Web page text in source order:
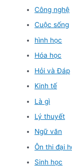
Công nghệ
Cuộc sống
hình học
Hóa học
Hỏi và Đáp
Kinh tế
Là gì
Lý thuyết
Ngữ văn
Ôn thi đại
Sinh học